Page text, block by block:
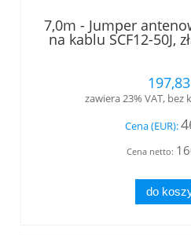
7,0m - Jumper
na kablu SCF12-50J,
7/16 męski kątowy,
zawiera 23% VAT,
Cena (EUR):
Cena netto:
do